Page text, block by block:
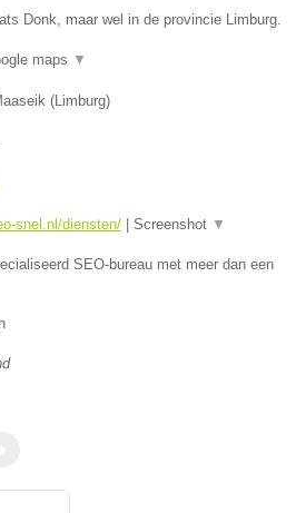
Donk, maar wel in de provincie Limburg.
maps ▼
(Limburg)
snel.nl/diensten/ Screenshot ▼
SEO-bureau met meer dan een